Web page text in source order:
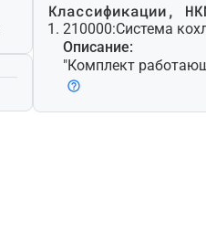
Классификации,
210000:Система
Описание:
"Комплект
дназначенный для